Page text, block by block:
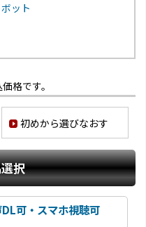
ット
格です。
初めから選びなおす
択
可・スマホ視聴可